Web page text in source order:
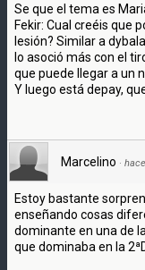
Se que el tema es
Fekir: Cual creéis que
lesión? Similar a
lo asoció más con el
que puede llegar a un
Y luego está depay,
Marcelino ·
Estoy bastante
enseñando cosas
dominante en una de
que dominaba en la